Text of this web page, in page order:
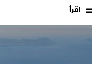
اقرأ